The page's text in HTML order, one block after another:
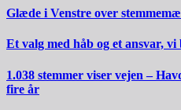
Glæde i Venstre over
Et valg med håb og et ansvar,
1.038 stemmer viser vejen –
fire år